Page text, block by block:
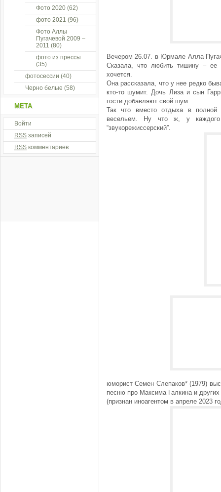
Вечером 26.07. в Юрмале Алла
Сказала, что любить тишину – ее
хочется.
Она рассказала, что у нее редко
кто-то шумит. Дочь Лиза и сын
гости добавляют свой шум.
Так что вместо отдыха в
весельем. Ну что ж, у
“звукорежиссерский”.
юморист Семен Слепаков* (1979)
песню про Максима Галкина и
(признан иноагентом в апреле 2023
Фото 2020 (62)
фото 2021 (96)
Фото Аллы
Пугачевой 2009 –
2011 (80)
фото из прессы
(35)
фотосессии (40)
Черно белые (58)
МЕТА
Войти
RSS записей
RSS комментариев